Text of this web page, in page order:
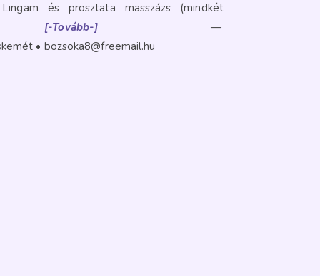
és prosztata masszázs (mindkét
[-Tovább-]
—
bozsoka8@freemail.hu